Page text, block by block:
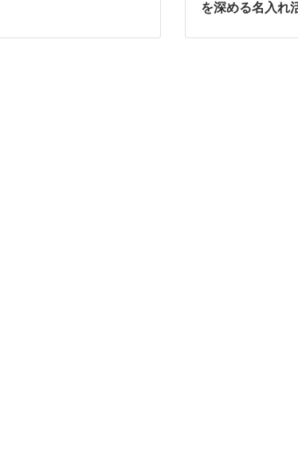
を深める名入れ